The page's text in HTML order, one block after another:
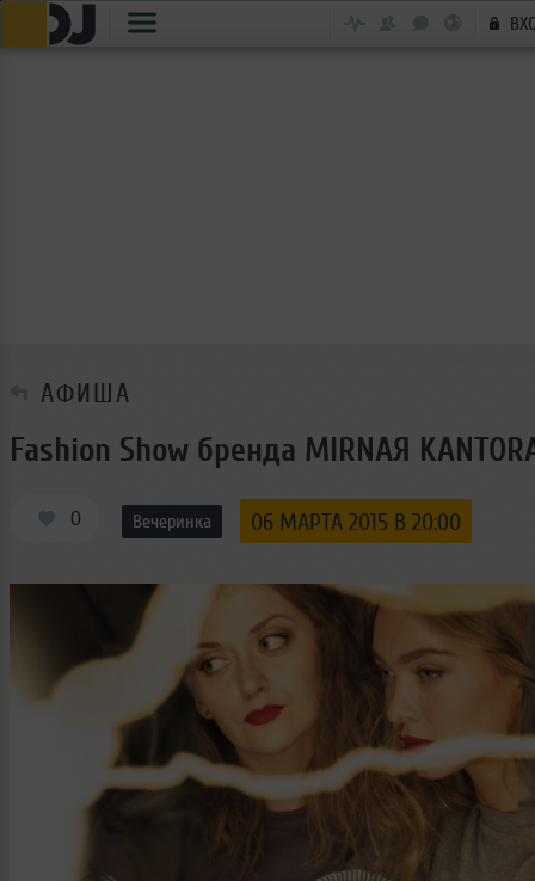
АФИША
Fashion Show бренда MIRNAЯ
0 Вечеринка 06 МАРТА 2015 В 20:00